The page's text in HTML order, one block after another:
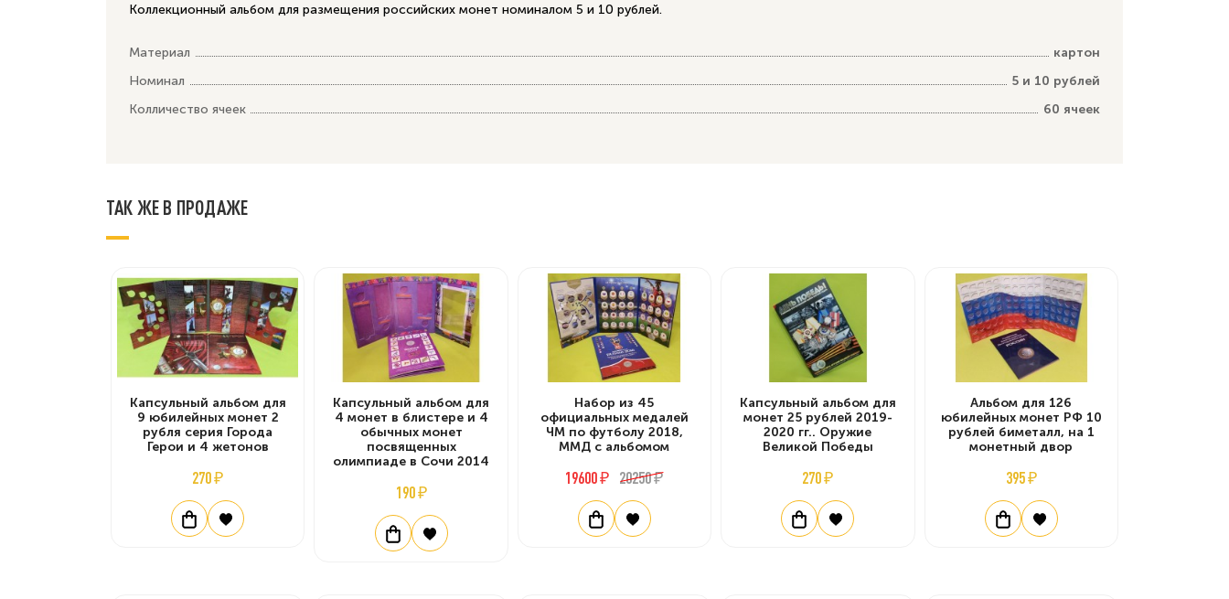
Коллекционный альбом для размещения российских монет номиналом 5 и 10 рублей.
Материал
картон
Номинал
5 и 10 рублей
Колличество ячеек
60 ячеек
ТАК ЖЕ В ПРОДАЖЕ
Капсульный альбом для
9 юбилейных монет 2
рубля серия Города
Герои и 4 жетонов
270 ₽
Капсульный альбом для
4 монет в блистере и 4
обычных монет
посвященных
олимпиаде в Сочи 2014
190 ₽
Набор из 45
официальных медалей
ЧМ по футболу 2018,
ММД с альбомом
19600 ₽ 20250 ₽
Капсульный альбом для
монет 25 рублей 2019-
2020 гг.. Оружие
Великой Победы
270 ₽
Альбом для 126
юбилейных монет РФ 10
рублей биметалл, на 1
монетный двор
395 ₽